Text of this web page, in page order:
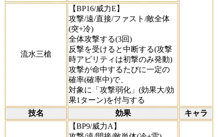
流水三槍
【BP16/威力E】
攻撃/遠/直接/ファスト/敵全体
(突+冷)
全体攻撃する(3回)
反撃を受けると中断する(攻撃
時アビリティは初撃のみ発動)
攻撃が命中するたびに一定の
確率(確率中)で、
対象に「攻撃弱化」(効果大/効
果1ターン)を付与する
技名
効果 キャラ
【BP9/威力A】